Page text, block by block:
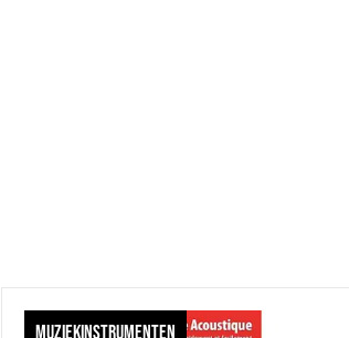
MUZIEKINSTRUMENTEN